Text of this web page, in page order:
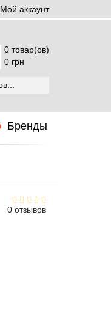
Мой аккаунт
0 товар(ов)
0 грн
Бренды
0 отзывов